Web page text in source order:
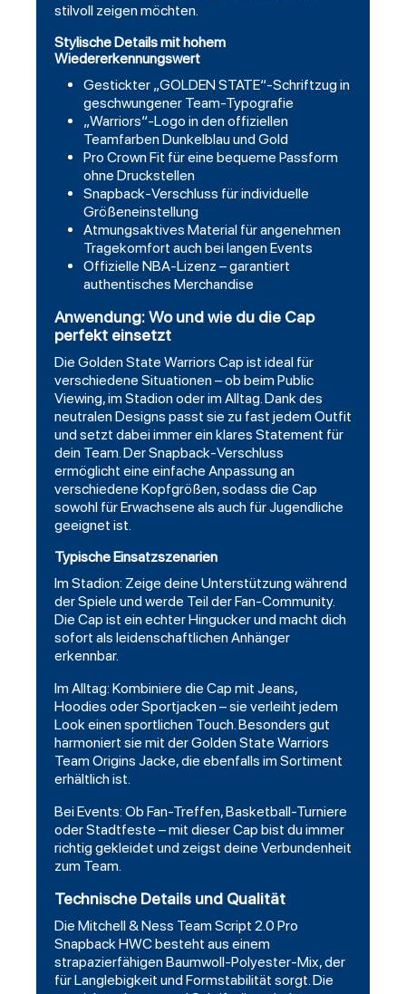
stilvoll zeigen möchten.
Stylische Details mit hohem
Wiedererkennungswert
Gestickter „GOLDEN STATE“-Schriftzug in
geschwungener Team-Typografie
„Warriors“-Logo in den offiziellen
Teamfarben Dunkelblau und Gold
Pro Crown Fit für eine bequeme Passform
ohne Druckstellen
Snapback-Verschluss für individuelle
Größeneinstellung
Atmungsaktives Material für angenehmen
Tragekomfort auch bei langen Events
Offizielle NBA-Lizenz – garantiert
authentisches Merchandise
Anwendung: Wo und wie du die Cap
perfekt einsetzt
Die Golden State Warriors Cap ist ideal für
verschiedene Situationen – ob beim Public
Viewing, im Stadion oder im Alltag. Dank des
neutralen Designs passt sie zu fast jedem Outfit
und setzt dabei immer ein klares Statement für
dein Team. DerSnapback-Verschluss
ermöglicht eine einfache Anpassung an
verschiedene Kopfgrößen, sodass die Cap
sowohl für Erwachsene als auch für Jugendliche
geeignet ist.
Typische Einsatzszenarien
Im Stadion: Zeige deine Unterstützung während
der Spiele und werde Teil der Fan-Community.
Die Cap ist ein echter Hingucker und macht dich
sofort als leidenschaftlichen Anhänger
erkennbar.
Im Alltag: Kombiniere die Cap mit Jeans,
Hoodies oder Sportjacken – sie verleiht jedem
Look einen sportlichen Touch. Besonders gut
harmoniert sie mit der Golden State Warriors
Team Origins Jacke, die ebenfalls im Sortiment
erhältlich ist.
Bei Events: Ob Fan-Treffen, Basketball-Turniere
oder Stadtfeste – mit dieser Cap bist du immer
richtig gekleidet und zeigst deine Verbundenheit
zum Team.
Technische Details und Qualität
Die Mitchell & Ness Team Script 2.0 Pro
Snapback HWC besteht aus einem
strapazierfähigen Baumwoll-Polyester-Mix, der
für Langlebigkeit und Formstabilität sorgt. Die